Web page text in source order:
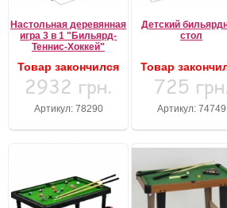
Настольная деревянная
игра 3 в 1 "Бильярд-
Теннис-Хоккей"
Товар закончился
2932 грн.
Артикул: 78290
Детский
стол
Товар
725 грн.
Артикул: 74749